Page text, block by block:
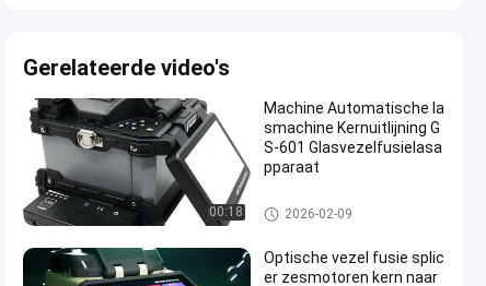
Gerelateerde video's
00:18
Machine Automatische la
smachine Kernuitlijning G
S-601 Glasvezelfusielasa
pparaat
Vezel Optisch Hulpmiddelen e
n Materiaal
2026-02-09
Optische vezel fusie splic
er zesmotoren kern naar